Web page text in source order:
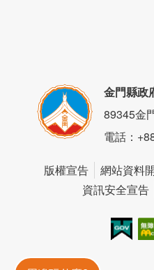
金門縣政
89345金
電話：
版權宣告 網站資料
資訊安全宣告